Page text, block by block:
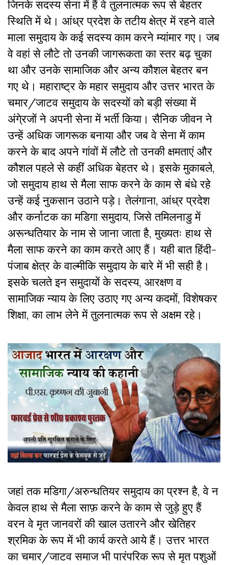
जिनके सदस्य सेना में हैं वे तुलनात्मक रूप से बेहतर
स्थिति में थे। आंध्र प्रदेश के तटीय क्षेत्र में रहने वाले
माला समुदाय के कई सदस्य काम करने म्यांमार गए। जब
वे वहां से लौटे तो उनकी जागरूकता का स्तर बढ़ चुका
था और उनके सामाजिक और अन्य कौशल बेहतर बन
गए थे। महाराष्ट्र के महार समुदाय और उत्तर भारत के
चमार/जाटव समुदाय के सदस्यों को बड़ी संख्या में
अंगे्रजों ने अपनी सेना में भर्ती किया। सैनिक जीवन ने
उन्हें अधिक जागरूक बनाया और जब वे सेना में काम
करने के बाद अपने गांवों में लौटे तो उनकी क्षमताएं और
कौशल पहले से कहीं अधिक बेहतर थे। इसके मुकाबले,
जो समुदाय हाथ से मैला साफ करने के काम से बंधे रहे
उन्हें कई नुकसान उठाने पड़े। तेलंगाना, आंध्र प्रदेश
और कर्नाटक का मडिगा समुदाय, जिसे तमिलनाडु में
अरून्धतियार के नाम से जाना जाता है, मुख्यतः हाथ से
मैला साफ करने का काम करते आए हैं। यही बात हिंदी-
पंजाब क्षेत्र के वाल्मीकि समुदाय के बारे में भी सही है।
इसके चलते इन समुदायों के सदस्य, आरक्षण व
सामाजिक न्याय के लिए उठाए गए अन्य कदमों, विशेषकर
शिक्षा, का लाभ लेने में तुलनात्मक रूप से अक्षम रहे।
जहां तक मडिगा/अरुन्धतियर समुदाय का प्रश्न है, वे न
केवल हाथ से मैला साफ़ करने के काम से जुड़े हुए हैं
वरन वे मृत जानवरों की खाल उतारने और खेतिहर
श्रमिक के रूप में भी कार्य करते आये हैं। उत्तर भारत
का चमार/जाटव समाज भी पारंपरिक रूप से मृत पशुओं